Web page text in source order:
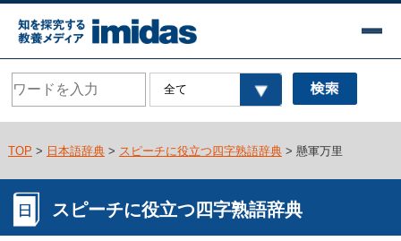
TOP > 日本語辞典> スピーチに役立つ四字熟語辞典> 懸軍万里
スピーチに役立つ四字熟語辞典